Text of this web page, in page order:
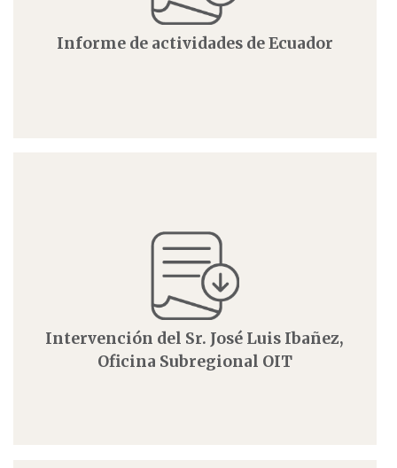
Informe de actividades de Ecuador
Intervención del Sr. José Luis Ibañez,
Oficina Subregional OIT